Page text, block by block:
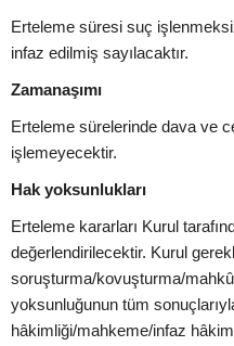
Erteleme süresi suç
infaz edilmiş sayılacaktır.
Zamanaşımı
Erteleme sürelerinde dava ve
işlemeyecektir.
Hak yoksunlukları
Erteleme kararları Kurul
değerlendirilecektir. Kurul
soruşturma/kovuşturma/
yoksunluğunun tüm
hâkimliği/mahkeme/infaz